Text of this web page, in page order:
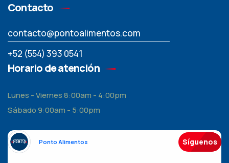
Contacto
contacto@pontoalimentos.com
+52 (554) 393 0541
Horario de atención
Lunes - Viernes 8:00am - 4:00pm
Sábado 9:00am - 5:00pm
Ponto Alimentos Síguenos